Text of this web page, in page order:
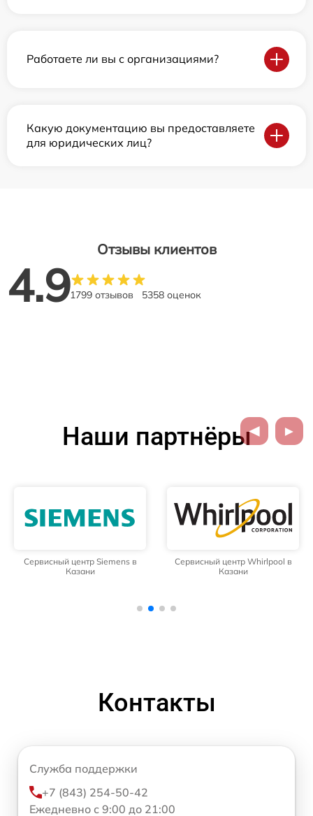
Работаете ли вы с организациями?
Какую документацию вы предоставляете
для юридических лиц?
Отзывы клиентов
4.91799 отзывов 5358 оценок
Наши партнёры
Сервисный центр Siemens в
Казани
Сервисный центр Whirlpool в
Казани
Контакты
Служба поддержки
+7 (843) 254-50-42
Ежедневно с 9:00 до 21:00